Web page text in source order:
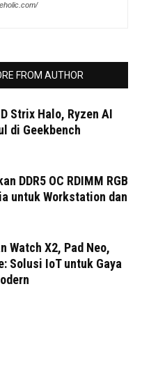
FROM AUTHOR
Strix Halo, Ryzen AI
di Geekbench
DDR5 OC RDIMM RGB
untuk Workstation dan
Watch X2, Pad Neo,
Solusi IoT untuk Gaya